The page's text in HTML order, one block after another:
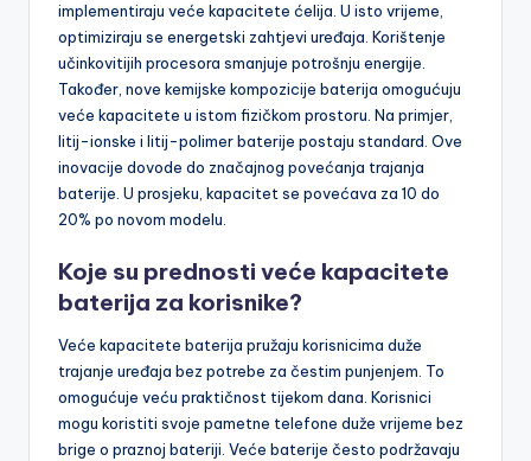
implementiraju veće kapacitete ćelija. U isto vrijeme,
optimiziraju se energetski zahtjevi uređaja. Korištenje
učinkovitijih procesora smanjuje potrošnju energije.
Također, nove kemijske kompozicije baterija omogućuju
veće kapacitete u istom fizičkom prostoru. Na primjer,
litij-ionske i litij-polimer baterije postaju standard. Ove
inovacije dovode do značajnog povećanja trajanja
baterije. U prosjeku, kapacitet se povećava za 10 do
20% po novom modelu.
Koje su prednosti veće kapacitete
baterija za korisnike?
Veće kapacitete baterija pružaju korisnicima duže
trajanje uređaja bez potrebe za čestim punjenjem. To
omogućuje veću praktičnost tijekom dana. Korisnici
mogu koristiti svoje pametne telefone duže vrijeme bez
brige o praznoj bateriji. Veće baterije često podržavaju